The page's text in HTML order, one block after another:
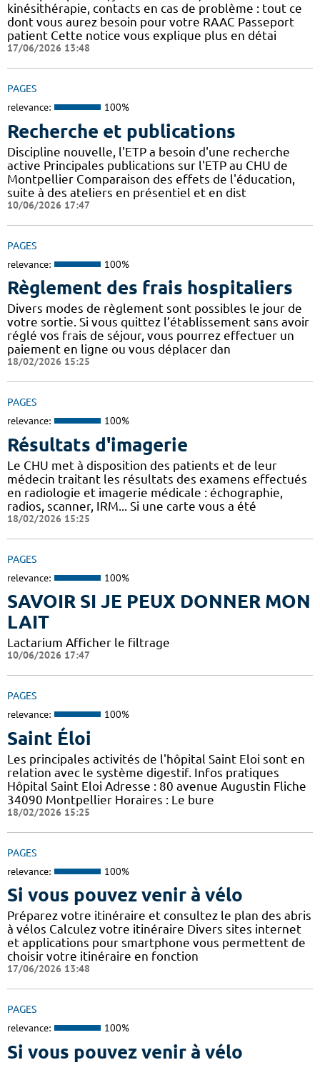
kinésithérapie, contacts en cas de problème : tout ce
dont vous aurez besoin pour votre RAAC Passeport
patient Cette notice vous explique plus en détai
17/06/2026 13:48
PAGES
relevance: 100%
Recherche et publications
Discipline nouvelle, l'ETP a besoin d'une recherche
active Principales publications sur l'ETP au CHU de
Montpellier Comparaison des effets de l'éducation,
suite à des ateliers en présentiel et en dist
10/06/2026 17:47
PAGES
relevance: 100%
Règlement des frais hospitaliers
Divers modes de règlement sont possibles le jour de
votre sortie. Si vous quittez l’établissement sans avoir
réglé vos frais de séjour, vous pourrez effectuer un
paiement en ligne ou vous déplacer dan
18/02/2026 15:25
PAGES
relevance: 100%
Résultats d'imagerie
Le CHU met à disposition des patients et de leur
médecin traitant les résultats des examens effectués
en radiologie et imagerie médicale : échographie,
radios, scanner, IRM... Si une carte vous a été
18/02/2026 15:25
PAGES
relevance: 100%
SAVOIR SI JE PEUX DONNER MON
LAIT
Lactarium Afficher le filtrage
10/06/2026 17:47
PAGES
relevance: 100%
Saint Éloi
Les principales activités de l'hôpital Saint Eloi sont en
relation avec le système digestif. Infos pratiques
Hôpital Saint Eloi Adresse : 80 avenue Augustin Fliche
34090 Montpellier Horaires : Le bure
18/02/2026 15:25
PAGES
relevance: 100%
Si vous pouvez venir à vélo
Préparez votre itinéraire et consultez le plan des abris
à vélos Calculez votre itinéraire Divers sites internet
et applications pour smartphone vous permettent de
choisir votre itinéraire en fonction
17/06/2026 13:48
PAGES
relevance: 100%
Si vous pouvez venir à vélo